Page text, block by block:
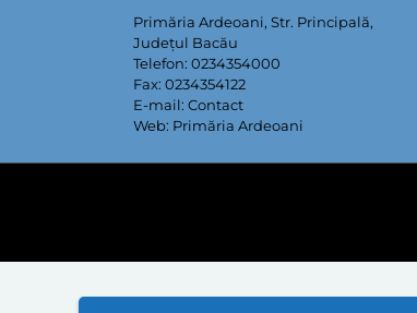
Primăria Ardeoani, Str. Principală,
Județul Bacău
Telefon: 0234354000
Fax: 0234354122
E-mail: Contact
Web: Primăria Ardeoani